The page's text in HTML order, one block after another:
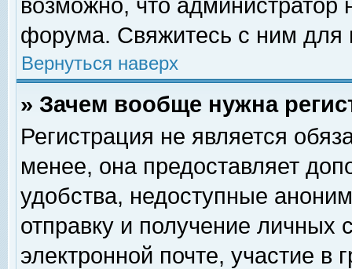
возможно, что
форума. Свяжитесь с ним для
Вернуться наверх
» Зачем вообще нужна
Регистрация не является
менее, она предоставляет
удобства, недоступные
отправку и получение личных
электронной почте, участие в